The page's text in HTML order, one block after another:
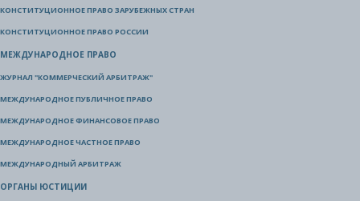
КОНСТИТУЦИОННОЕ ПРАВО ЗАРУБЕЖНЫХ СТРАН
КОНСТИТУЦИОННОЕ ПРАВО РОССИИ
МЕЖДУНАРОДНОЕ ПРАВО
ЖУРНАЛ "КОММЕРЧЕСКИЙ АРБИТРАЖ"
МЕЖДУНАРОДНОЕ ПУБЛИЧНОЕ ПРАВО
МЕЖДУНАРОДНОЕ ФИНАНСОВОЕ ПРАВО
МЕЖДУНАРОДНОЕ ЧАСТНОЕ ПРАВО
МЕЖДУНАРОДНЫЙ АРБИТРАЖ
ОРГАНЫ ЮСТИЦИИ